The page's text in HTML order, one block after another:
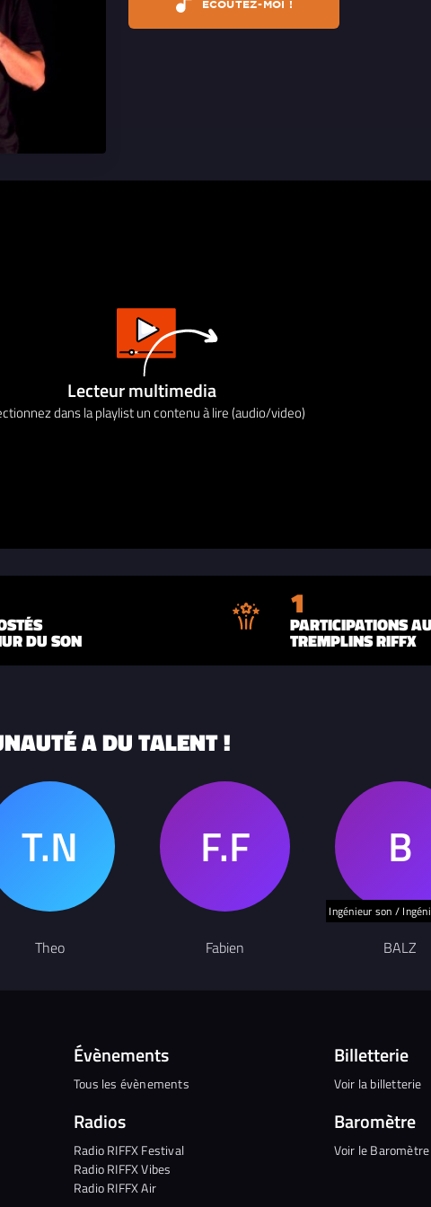
ÉCOUTEZ-MOI !
Lecteur multimedia
dans la playlist un contenu à lire (audio/video)
DU SON
1
PARTICIPATIONS
TREMPLINS RIFFX
A DU TALENT !
Theo Fabien
Ingénieur son /
BALZ
Évènements
Tous les évènements
Radios
Radio RIFFX Festival
Radio RIFFX Vibes
Radio RIFFX Air
Billetterie
Voir la billetterie
Baromètre
Voir le Baromètre